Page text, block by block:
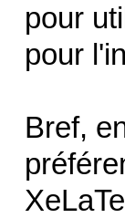
pour
pour
Bref,